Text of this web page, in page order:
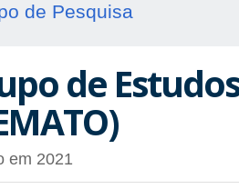
de Pesquisa
de
em 2021